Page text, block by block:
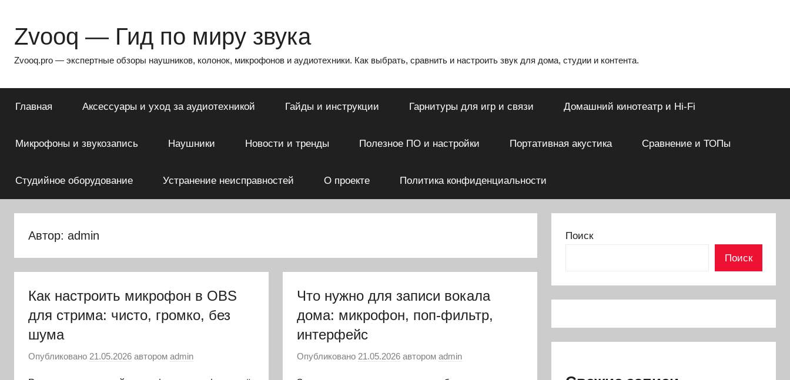
содержимому
Zvooq — Гид по миру звука
Zvooq.pro — экспертные обзоры наушников, колонок, микрофонов и аудиотехники. Как выбрать, сравнить и настроить звук для дома, студии и контента.
Главная Аксессуары и уход за аудиотехникой Гайды и инструкции Гарнитуры для игр и связи Домашний кинотеатр и Hi-Fi
Микрофоны и звукозапись Наушники Новости и тренды Полезное ПО и настройки Портативная акустика Сравнение и ТОПы
Студийное оборудование Устранение неисправностей О проекте Политика конфиденциальности
Автор: admin
Как настроить микрофон в OBS
для стрима: чисто, громко, без
шума
Опубликовано 21.05.2026 автором admin
Что нужно для записи вокала
дома: микрофон, поп-фильтр,
интерфейс
Опубликовано 21.05.2026 авторомadmin
Поиск
Поиск